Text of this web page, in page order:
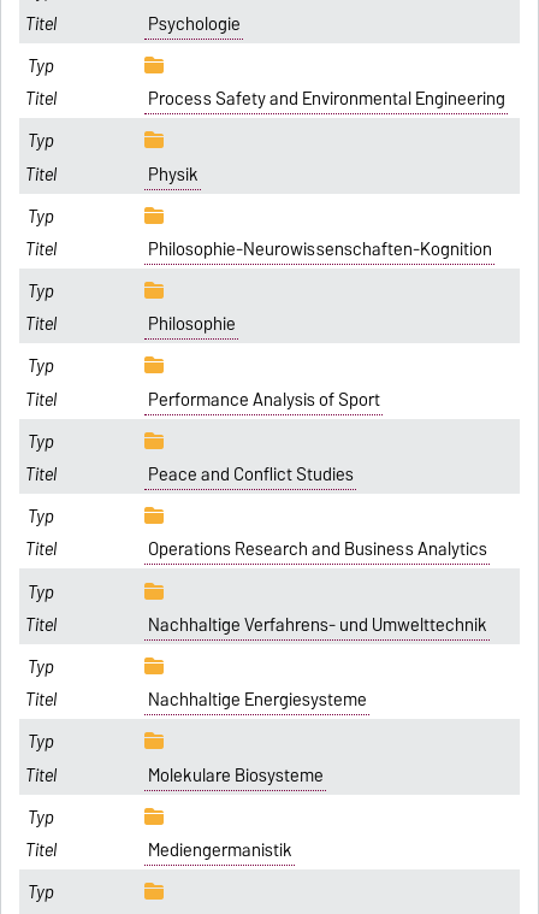
Psychologie
Process Safety and Environmental Engineering
Physik
Philosophie-Neurowissenschaften-Kognition
Philosophie
Performance Analysis of Sport
Peace and Conflict Studies
Operations Research and Business Analytics
Nachhaltige Verfahrens- und Umwelttechnik
Nachhaltige Energiesysteme
Molekulare Biosysteme
Mediengermanistik